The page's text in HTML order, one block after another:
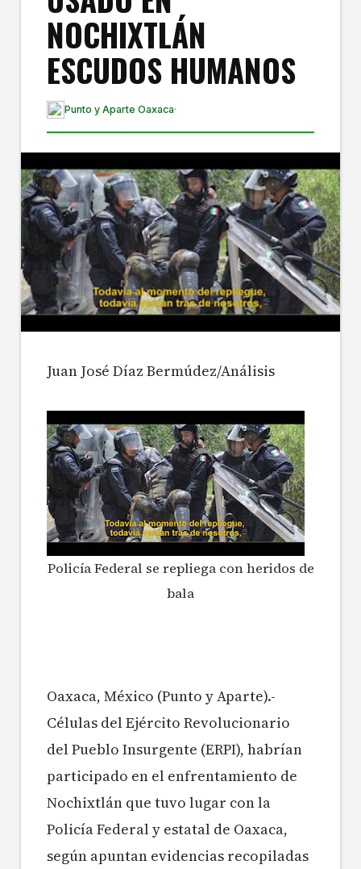
NOCHIXTLÁN
ESCUDOS HUMANOS
Punto y Aparte Oaxaca·
Juan José Díaz Bermúdez/Análisis
Policía Federal se repliega con heridos de
bala
Oaxaca, México (Punto y Aparte).-
Células del Ejército Revolucionario
del Pueblo Insurgente (ERPI), habrían
participado en el enfrentamiento de
Nochixtlán que tuvo lugar con la
Policía Federal y estatal de Oaxaca,
según apuntan evidencias recopiladas